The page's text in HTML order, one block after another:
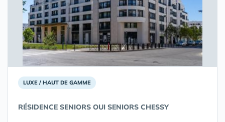
LUXE / HAUT DE GAMME
RÉSIDENCE SENIORS OUI SENIORS CHESSY